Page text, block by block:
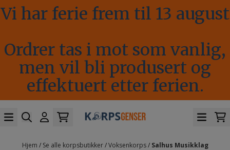
Hopp til innhold
Vi har ferie frem til 13 august
Ordrer tas i mot som vanlig,
men vil bli produsert og
effektuert etter ferien.
Hjem / Se alle korpsbutikker/Voksenkorps/ Salhus Musikklag